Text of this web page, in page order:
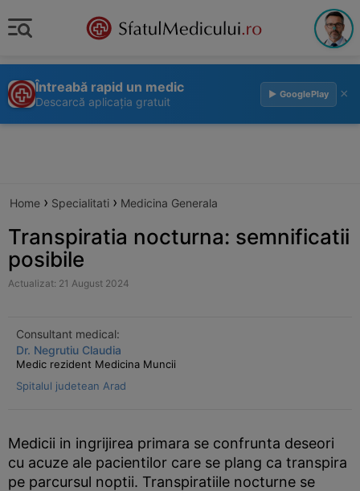
Întreabă rapid un medic
Descarcă aplicația gratuit
▶ GooglePlay ×
Home › Specialitati › Medicina Generala
Transpiratia nocturna: semnificatii
posibile
Actualizat: 21 August 2024
Consultant medical:
Dr. Negrutiu Claudia
Medic rezident Medicina Muncii
Spitalul judetean Arad
Medicii in ingrijirea primara se confrunta deseori
cu acuze ale pacientilor care se plang ca transpira
pe parcursul noptii. Transpiratiile nocturne se